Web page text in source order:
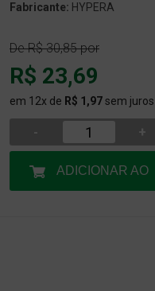
Fabricante: HYPERA
DeR$ 30,85por
R$ 23,69
em 12x de R$ 1,97sem juros
- +